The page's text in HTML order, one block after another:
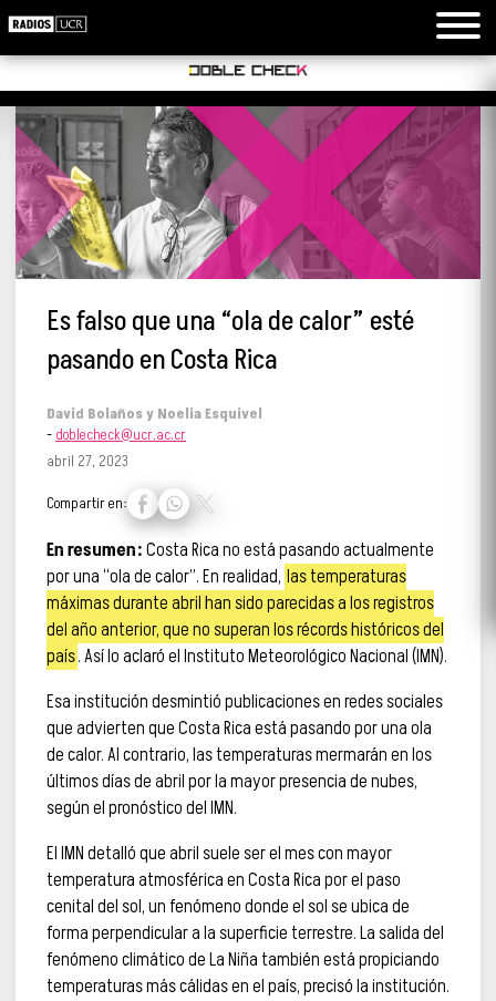
Es falso que una “ola de calor” esté
pasando en Costa Rica
David Bolaños y Noelia Esquivel
- doblecheck@ucr.ac.cr
abril 27, 2023
Compartir en:
En resumen:Costa Rica no está pasando actualmente
por una “ola de calor”. En realidad, las temperaturas
máximas durante abril han sido parecidas a los registros
del año anterior, que no superan los récords históricos del
país. Así lo aclaró el Instituto Meteorológico Nacional (IMN).
Esa institución desmintió publicaciones en redes sociales
que advierten que Costa Rica está pasando por una ola
de calor. Al contrario, las temperaturas mermarán en los
últimos días de abril por la mayor presencia de nubes,
según el pronóstico del IMN.
El IMN detalló que abril suele ser el mes con mayor
temperatura atmosférica en Costa Rica por el paso
cenital del sol, un fenómeno donde el sol se ubica de
forma perpendicular a la superficie terrestre. La salida del
fenómeno climático de La Niña también está propiciando
temperaturas más cálidas en el país, precisó la institución.